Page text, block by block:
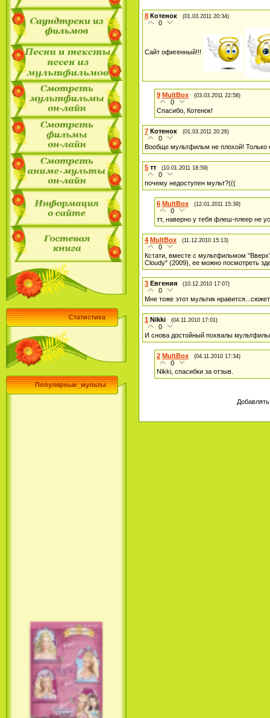
Статистика
Популярные_мульты
8 Котенок (01.03.2011 20:34)
0
Сайт офигенный!!!
9 MultBox (03.03.2011 22:58)
0
Спасибо, Котенок!
7 Котенок (01.03.2011 20:26)
0
Вообще мультфильм не плохой! Только
5 тт (10.01.2011 18:59)
0
почему недоступен мульт?(((
6 MultBox (12.01.2011 15:39)
0
тт, наверно у тебя флеш-плеер не
4 MultBox (11.12.2010 15:13)
0
Кстати, вместе с мультфильмом
Cloudy" (2009), ее можно посмотреть
3 Евгения (10.12.2010 17:07)
0
Мне тоже этот мультик
1 Nikki (04.11.2010 17:01)
0
И снова достойный похвалы
2 MultBox (04.11.2010 17:34)
0
Nikki, спасибки за отзыв.